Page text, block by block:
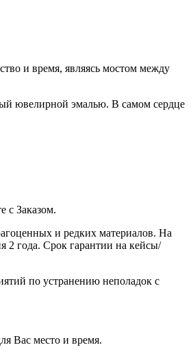
и время, являясь мостом между
ювелирной эмалью. В самом сердце
с Заказом.
и редких материалов. На
2 года. Срок гарантии на кейсы/
по устранению неполадок с
Вас место и время.